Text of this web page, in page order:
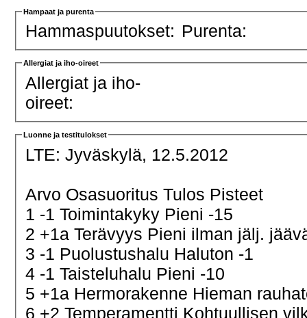
Hampaat ja purenta
Hammaspuutokset: Purenta:
Allergiat ja iho-oireet
Allergiat ja iho-
oireet:
Luonne ja testitulokset
LTE:Jyväskylä, 12.5.2012
Arvo Osasuoritus Tulos Pisteet
1 -1 Toimintakyky Pieni -15
2 +1a Terävyys Pieni ilman jälj.
3 -1 Puolustushalu Haluton -1
4 -1 Taisteluhalu Pieni -10
5 +1a Hermorakenne Hieman
6 +2 Temperamentti Kohtuullisen